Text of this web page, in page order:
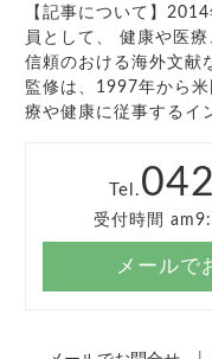
【記事について】
員として、 健康や医
信頼のおける海外文献
監修は、1997年から
療や健康に従事するイ
Tel.
受付時間
メールで